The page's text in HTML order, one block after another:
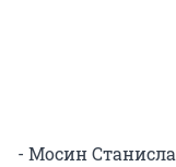
- Мосин